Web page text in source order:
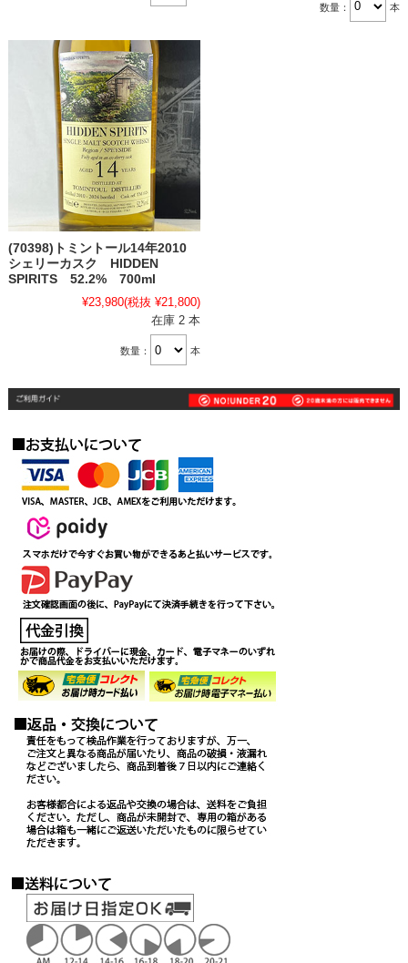
数量： 本
(70398)トミントール14年2010
シェリーカスク HIDDEN
SPIRITS 52.2% 700ml
¥23,980(税抜 ¥21,800)
在庫 2 本
数量： 本